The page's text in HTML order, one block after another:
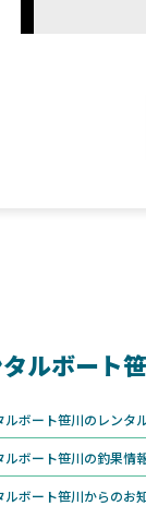
ルボート
ルボート笹川のレンタ
ルボート笹川の釣果情
ルボート笹川からのお